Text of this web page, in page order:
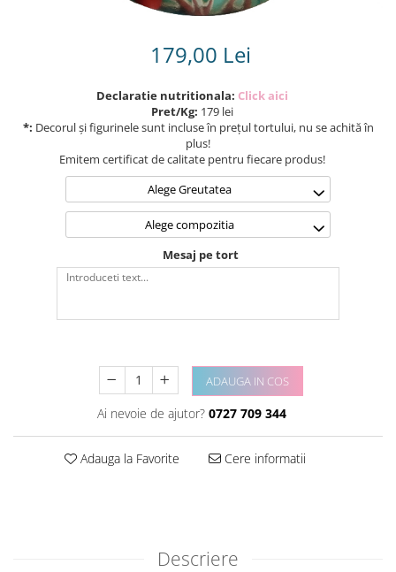
179,00 Lei
Declaratie nutritionala: Click aici
Pret/Kg: 179 lei
*: Decorul și figurinele sunt incluse în prețul tortului, nu se achită în
plus!
Emitem certificat de calitate pentru fiecare produs!
Alege Greutatea
Alege compozitia
Mesaj pe tort
ADAUGA IN COS
Ai nevoie de ajutor? 0727 709 344
Adauga la Favorite Cere informatii
Descriere